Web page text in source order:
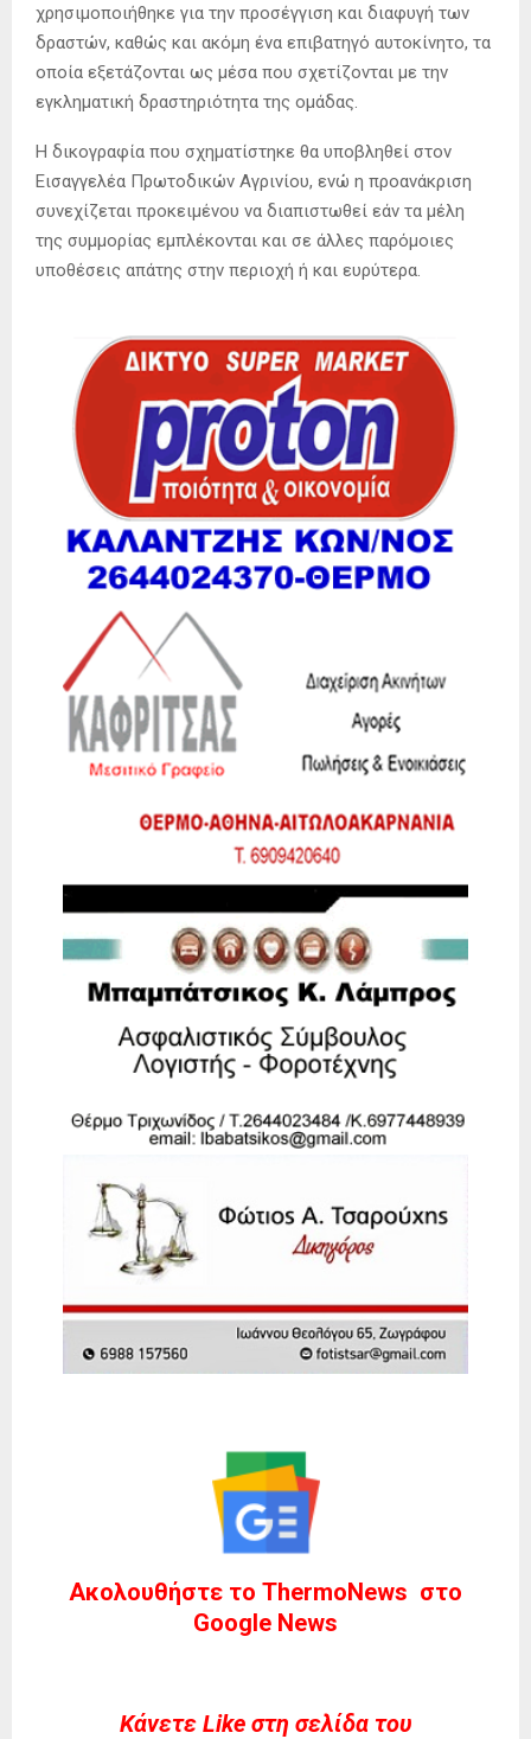
χρησιμοποιήθηκε για την προσέγγιση και διαφυγή των
δραστών, καθώς και ακόμη ένα επιβατηγό αυτοκίνητο, τα
οποία εξετάζονται ως μέσα που σχετίζονται με την
εγκληματική δραστηριότητα της ομάδας.
Η δικογραφία που σχηματίστηκε θα υποβληθεί στον
Εισαγγελέα Πρωτοδικών Αγρινίου, ενώ η προανάκριση
συνεχίζεται προκειμένου να διαπιστωθεί εάν τα μέλη
της συμμορίας εμπλέκονται και σε άλλες παρόμοιες
υποθέσεις απάτης στην περιοχή ή και ευρύτερα.
Ακολουθήστε το ThermoNews στο
Google News
Kάνετε Like στη σελίδα του